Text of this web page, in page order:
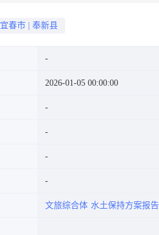
宜春市 奉新县
2026-01-05 00:00:00
文旅综合体 水土保持方案报告